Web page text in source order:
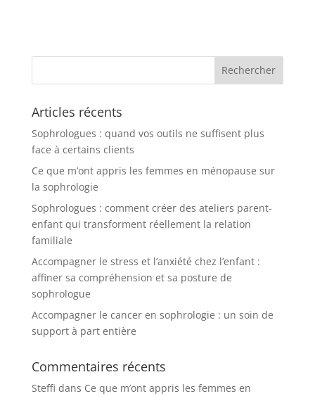
Articles récents
Sophrologues : quand vos outils ne suffisent plus
face à certains clients
Ce que m’ont appris les femmes en ménopause sur
la sophrologie
Sophrologues : comment créer des ateliers parent-
enfant qui transforment réellement la relation
familiale
Accompagner le stress et l’anxiété chez l’enfant :
affiner sa compréhension et sa posture de
sophrologue
Accompagner le cancer en sophrologie : un soin de
support à part entière
Commentaires récents
Steffi dans Ce que m’ont appris les femmes en